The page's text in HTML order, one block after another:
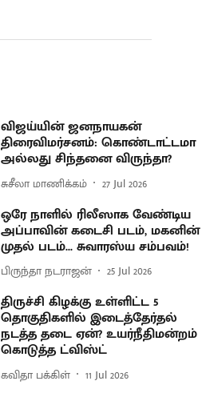
விஜய்யின் ஜனநாயகன்
திரைவிமர்சனம்: கொண்டாட்டமா
அல்லது சிந்தனை விருந்தா?
சுசீலா மாணிக்கம் 27 Jul 2026
ஒரே நாளில் ரிலீஸாக வேண்டிய
அப்பாவின் கடைசி படம், மகனின்
முதல் படம்... சுவாரஸ்ய சம்பவம்!
பிருந்தா நடராஜன் 25 Jul 2026
திருச்சி கிழக்கு உள்ளிட்ட 5
தொகுதிகளில் இடைத்தேர்தல்
நடத்த தடை ஏன்? உயர்நீதிமன்றம்
கொடுத்த ட்விஸ்ட்
கவிதா பக்கிள் 11 Jul 2026